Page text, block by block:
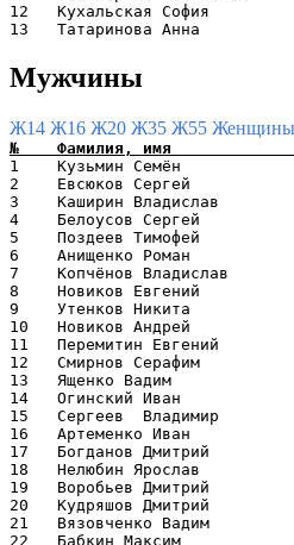
12   Кухальская
Мужчины
Ж14 Ж16 Ж20 Ж35 Ж55 Женщины
1    Кузьмин Семён
2    Евсюков Сергей
3    Каширин Владислав
4    Белоусов Сергей
5    Поздеев Тимофей
6    Анищенко Роман
7    Копчёнов
8    Новиков Евгений
9    Утенков Никита
10   Новиков Андрей
11   Перемитин Евгений
12   Смирнов Серафим
13   Ященко Вадим
14   Огинский Иван
15   Сергеев  Владимир
16   Артеменко Иван
17   Богданов Дмитрий
18   Нелюбин Ярослав
19   Воробьев Дмитрий
20   Кудряшов Дмитрий
21   Вязовченко Вадим